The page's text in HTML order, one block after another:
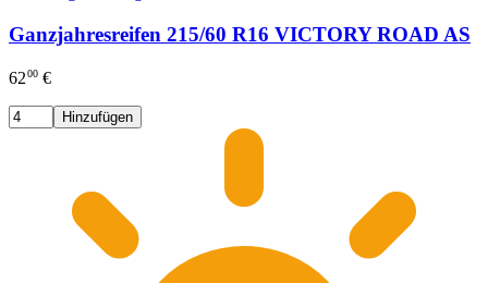
Ganzjahresreifen 215/60 R16 VICTORY ROAD AS
6200 €
Hinzufügen